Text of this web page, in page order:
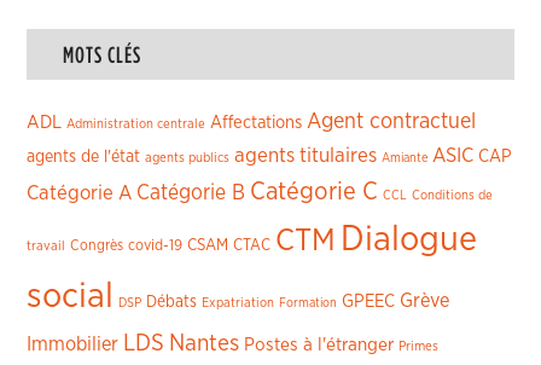
MOTS CLÉS
ADL Administration centrale Affectations Agent contractuel
agents de l'état agents publics agents titulaires Amiante ASIC CAP
Catégorie A Catégorie B Catégorie C CCL Conditions de
travail Congrès covid-19 CSAM CTAC CTM Dialogue
social
DSP Débats Expatriation Formation GPEEC Grève
Immobilier LDS Nantes Postes à l'étranger Primes